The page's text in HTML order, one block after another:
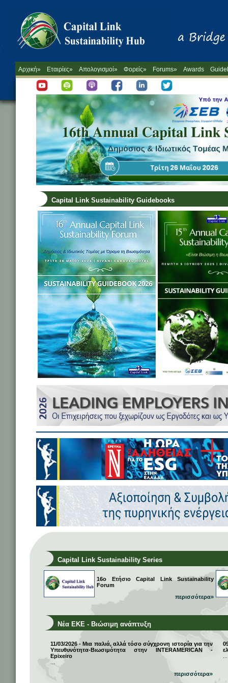
Αρχική» Εταιρίες» Απολογισμοί» Φορείς» Forums» Awards
Capital Link Sustainability Guidebooks
Capital Link Sustainability Series
16ο Ετήσιο Capital Link Sustainability
Forum
περισσότερα»
Νέα ΕΚΕ - Βιώσιμη ανάπτυξη
11/03/2026 - Μια παλιά, αλλά τόσο σύγχρονη ιστορία για την
Υπευθυνότητα-Βιωσιμότητα στην INTERAMERICAN -
Epixeiro
περισσότερα»